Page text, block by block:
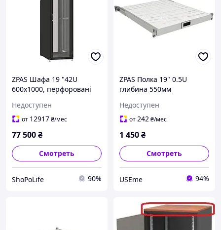
ZPAS Шафа 19 "42U
600x1000, перфоровані
161-FP, чорний SPL
Недоступен
от 12917₴/мес
77 500₴
Смотреть
ShoPoLife 90%
ZPAS Полка 19" 0.5U
глибина 550мм
вантажопідйомність 70кг,
сіра Use
Недоступен
от242₴/мес
1 450₴
Смотреть
USEme 94%